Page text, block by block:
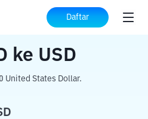
Daftar
EURC_WLD ke USD
ke USD
United States Dollar.